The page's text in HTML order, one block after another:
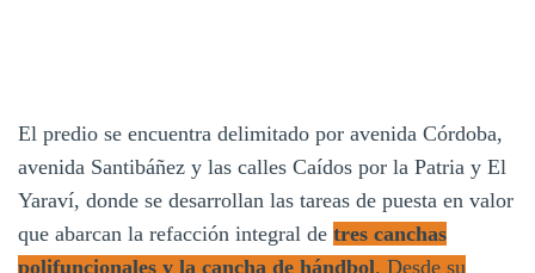
El predio se encuentra delimitado por avenida Córdoba,
avenida Santibáñez y las calles Caídos por la Patria y El
Yaraví, donde se desarrollan las tareas de puesta en valor
que abarcan la refacción integral de tres canchas
polifuncionales y la cancha de hándbol. Desde su